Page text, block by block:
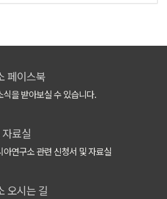
페이스북
을 받아보실 수 있습니다.
료실
연구소 관련 신청서 및 자료실
오시는 길